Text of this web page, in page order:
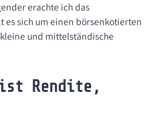
erachte ich das
es sich um einen börsenkotierten
und mittelständische
Rendite,